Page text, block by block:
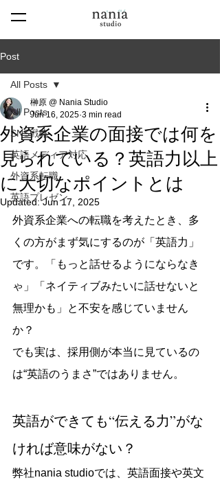
Post
All Posts
SNS戦略
英語メディア対応
外資系転職
英語プレゼン
All Posts
外資系企業の面接では何を
見られている？英語力以上
に大切なポイントとは
榊原 @ Nania Studio
Jun 16, 2025 3 min read
Updated:Jun 17, 2025
外資系企業への転職を考えたとき、多
くの方がまず気にするのが「英語力」
です。「もっと話せるようにならなき
ゃ」「ネイティブみたいに話せないと
無理かも」と不安を感じていません
か？
でも実は、採用側が本当に見ているの
は“英語のうまさ”ではありません。
英語ができても“伝える力”がな
ければ意味がない？
弊社nania studioでは、英語面接や英文